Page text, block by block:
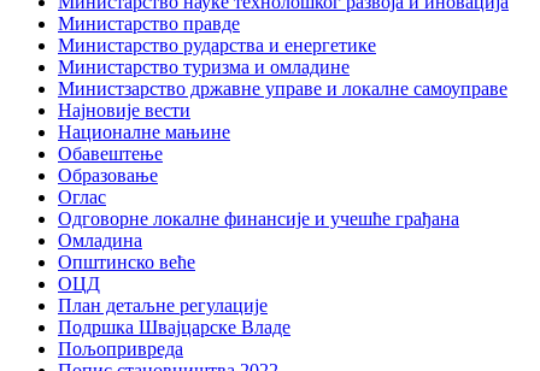
Министарство правде
Министарство рударства и енергетике
Министарство туризма и омладине
Министзарство државне управе и локалне самоуправе
Најновије вести
Националне мањине
Обавештење
Образовање
Оглас
Одговорне локалне финансије и учешће грађана
Омладина
Општинско веће
ОЦД
План детаљне регулације
Подршка Швајцарске Владе
Пољопривреда